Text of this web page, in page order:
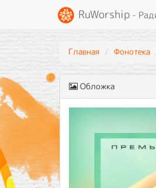
RuWorship -
Главная Фонотека
Обложка